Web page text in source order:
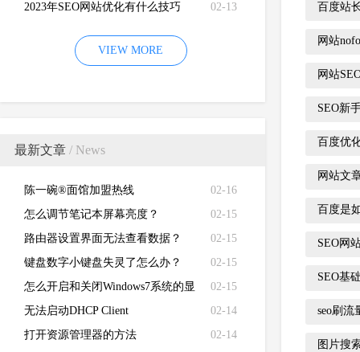
02-13
2023年SEO网站优化有什么技巧
VIEW MORE
最新文章 / News
02-16
陈一碗®面馆加盟热线
02-15
怎么调节笔记本屏幕亮度？
02-15
路由器设置界面无法查看数据？
02-15
键盘数字小键盘失灵了怎么办？
02-15
怎么开启和关闭Windows7系统的显
卡硬件加速功能
02-14
无法启动DHCP Client
02-14
打开资源管理器的方法
百度站
网站
网站
SEO新
百度优
网站文
百度是
SEO网
SEO基
seo刷流
图片搜